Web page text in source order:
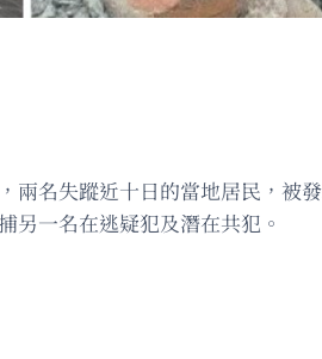
兩名失蹤近十日的當地居民，
另一名在逃疑犯及潛在共犯。